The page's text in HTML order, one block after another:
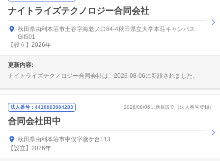
ナイトライズテクノロジー合同会社
秋田県由利本荘市土谷字海老ノ口84-4秋田県立大学本荘キャンパス
GII501
【設立】2026年
更新内容:
ナイトライズテクノロジー合同会社は、2026-08-06に新設されました。
法人番号：4410003004283 2026/08/06に新規設立（法人番号登録）
合同会社田中
秋田県由利本荘市中俣字鳶ケ台113
【設立】2026年